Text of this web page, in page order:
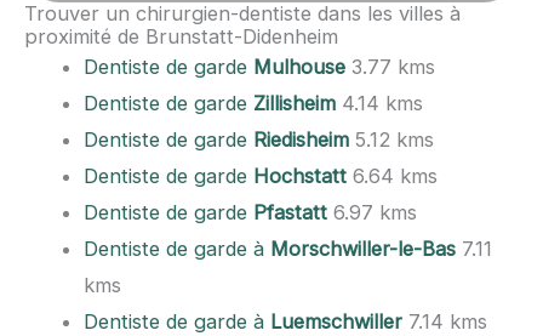
Trouver un chirurgien-dentiste dans les villes à
proximité de Brunstatt-Didenheim
Dentiste de garde Mulhouse 3.77 kms
Dentiste de garde Zillisheim 4.14 kms
Dentiste de garde Riedisheim 5.12 kms
Dentiste de garde Hochstatt 6.64 kms
Dentiste de garde Pfastatt 6.97 kms
Dentiste de garde à Morschwiller-le-Bas 7.11
kms
Dentiste de garde à Luemschwiller 7.14 kms